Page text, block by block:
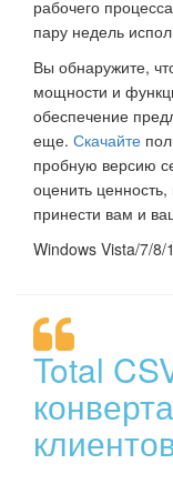
рабочего
пару недель
Вы обнаружите,
мощности и
обеспечение
еще. Скачайте
пробную версию
оценить
принести вам и
Windows Vista/7/8/
Total